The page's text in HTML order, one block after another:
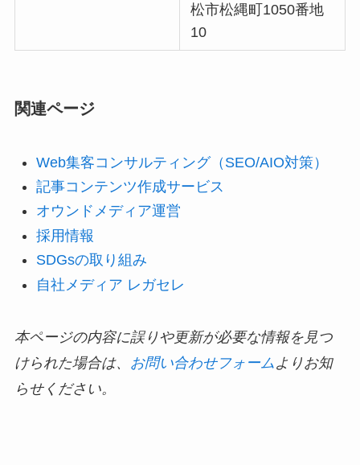
松市松縄町1050番地
10
関連ページ
Web集客コンサルティング（SEO/AIO対策）
記事コンテンツ作成サービス
オウンドメディア運営
採用情報
SDGsの取り組み
自社メディア レガセレ
本ページの内容に誤りや更新が必要な情報を見つ
けられた場合は、
お問い合わせフォーム よりお知
らせください。